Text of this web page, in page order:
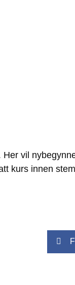
vil
kurs innen